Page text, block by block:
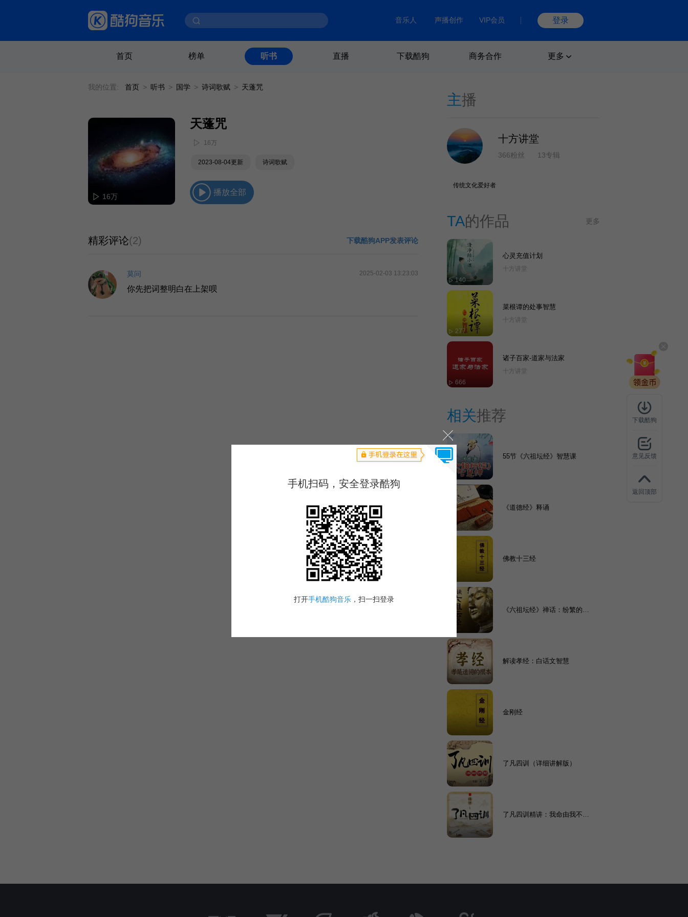
音乐人 声播创作 VIP会员 登录
首页 榜单 听书 直播 下载酷狗 商务合作 更多
我的位置: 首页 > 听书 > 国学 > 诗词歌赋 > 天蓬咒
16万
天蓬咒
16万
2023-08-04更新 诗词歌赋
播放全部
精彩评论(2) 下载酷狗APP发表评论
莫问 2025-02-03 13:23:03
你先把词整明白在上架呗
主播
十方讲堂
366粉丝 13专辑
传统文化爱好者
TA的作品 更多
140
心灵充值计划
十方讲堂
277
菜根谭的处事智慧
十方讲堂
666
诸子百家-道家与法家
十方讲堂
相关推荐
55节《六祖坛经》智慧课
《道德经》释诵
佛教十三经
《六祖坛经》禅话：纷繁的世
解读孝经：白话文智慧
金刚经
了凡四训（详细讲解版）
了凡四训精讲：我命由我不由
下载酷狗
意见反馈
返回顶部